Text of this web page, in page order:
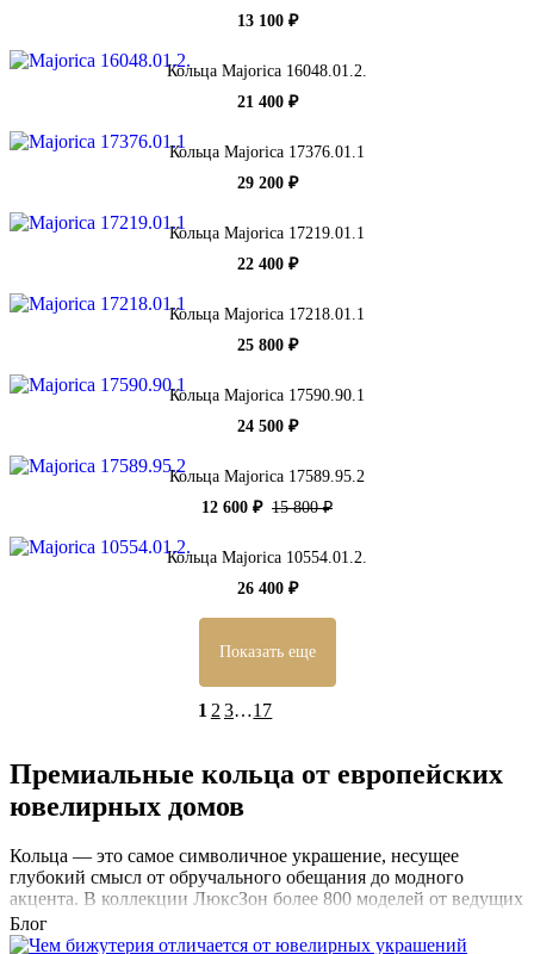
13 100 ₽
Кольца Majorica 16048.01.2.
21 400 ₽
Кольца Majorica 17376.01.1
29 200 ₽
Кольца Majorica 17219.01.1
22 400 ₽
Кольца Majorica 17218.01.1
25 800 ₽
Кольца Majorica 17590.90.1
24 500 ₽
Кольца Majorica 17589.95.2
12 600 ₽ 15 800 ₽
Кольца Majorica 10554.01.2.
26 400 ₽
Показать еще
1 2 3…17
Премиальные кольца от европейских
ювелирных домов
Кольца — это самое символичное украшение, несущее
глубокий смысл от обручального обещания до модного
акцента. В коллекции ЛюксЗон более 800 моделей от ведущих
брендов: итальянские Salvini с бриллиантами высшей
чистоты, революционные Pesavento с 42 оттенками покрытия
Блог